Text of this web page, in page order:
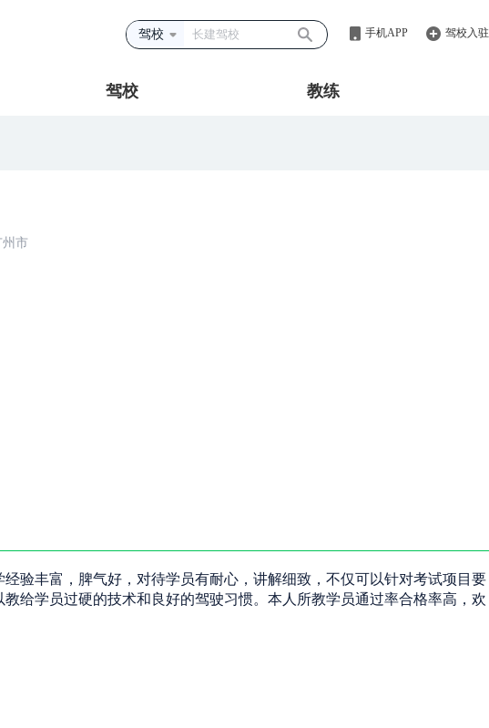
驾校 手机APP 驾校入驻
驾校 教练
州市
验丰富，脾气好，对待学员有耐心，讲解细致，不仅可以针对考试项目要
给学员过硬的技术和良好的驾驶习惯。本人所教学员通过率合格率高，欢